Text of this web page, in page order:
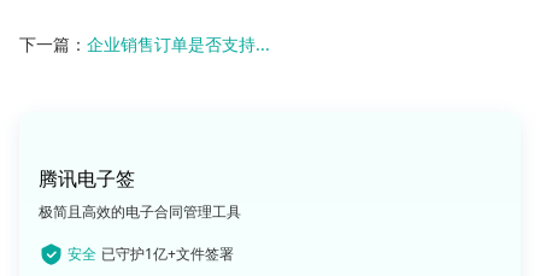
下一篇： 企业销售订单是否支持...
腾讯电子签
极简且高效的电子合同管理工具
安全 已守护1亿+文件签署